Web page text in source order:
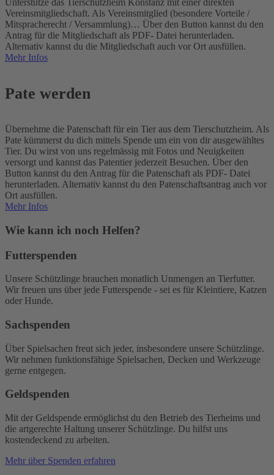
Unterstütze das Tierschutzheim Konstanz mit einer direkten
Vereinsmitgliedschaft. Als Vereinsmitglied (besondere Vorteile /
Mitspracherecht / Versammlung)… Über den Button kannst du den
Antrag für die Mitgliedschaft als PDF- Datei herunterladen.
Alternativ kannst du die Mitgliedschaft auch vor Ort ausfüllen.
Mehr Infos
Pate werden
Übernehme die Patenschaft für ein Tier aus dem Tierschutzheim. Als
Pate kümmerst du dich mittels Spende um ein von dir ausgewähltes
Tier. Du wirst von uns regelmässig mit Fotos und Neuigkeiten
versorgt und kannst das Patentier jederzeit Besuchen. Über den
Button kannst du den Antrag für die Patenschaft als PDF- Datei
herunterladen. Alternativ kannst du den Patenschaftsantrag auch vor
Ort ausfüllen.
Mehr Infos
Wie kann ich noch Helfen?
Futterspenden
Unsere Schützlinge brauchen monatlich Unmengen an Tierfutter.
Wir freuen uns über jede Futterspende - sei es für Kleintiere, Katzen
oder Hunde.
Sachspenden
Über Spielsachen freut sich jeder, insbesondere unsere Schützlinge.
Wir nehmen funktionsfähige Spielsachen, Decken und Werkzeuge
gerne entgegen.
Geldspenden
Mit der Geldspende ermöglichst du den Betrieb des Tierheims und
die artgerechte Haltung unserer Schützlinge. Du hilfst uns
kostendeckend zu arbeiten.
Mehr über Spenden erfahren